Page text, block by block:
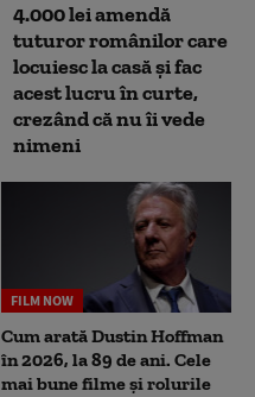
4.000 lei amendă
tuturor românilor care
locuiesc la casă și fac
acest lucru în curte,
crezând că nu îi vede
nimeni
FILM NOW
Cum arată Dustin Hoffman
în 2026, la 89 de ani. Cele
mai bune filme și rolurile